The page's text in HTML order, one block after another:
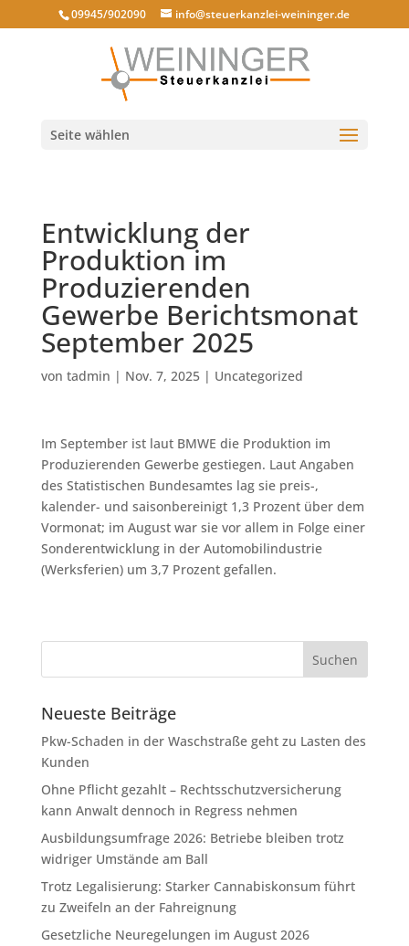
09945/902090 info@steuerkanzlei-weininger.de
Seite wählen
Entwicklung der
Produktion im
Produzierenden
Gewerbe Berichtsmonat
September 2025
von tadmin | Nov. 7, 2025| Uncategorized
Im September ist laut BMWE die Produktion im
Produzierenden Gewerbe gestiegen. Laut Angaben
des Statistischen Bundesamtes lag sie preis-,
kalender- und saisonbereinigt 1,3 Prozent über dem
Vormonat; im August war sie vor allem in Folge einer
Sonderentwicklung in der Automobilindustrie
(Werksferien) um 3,7 Prozent gefallen.
Neueste Beiträge
Pkw-Schaden in der Waschstraße geht zu Lasten des
Kunden
Ohne Pflicht gezahlt – Rechtsschutzversicherung
kann Anwalt dennoch in Regress nehmen
Ausbildungsumfrage 2026: Betriebe bleiben trotz
widriger Umstände am Ball
Trotz Legalisierung: Starker Cannabiskonsum führt
zu Zweifeln an der Fahreignung
Gesetzliche Neuregelungen im August 2026